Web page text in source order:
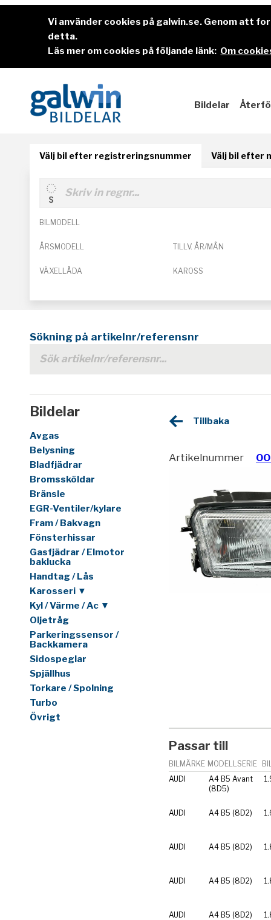
Vi använder cookies på galwin.se. Genom att
detta.
Läs mer om cookies på följande länk: Om
Bildelar
Välj bil efter registreringsnummer Välj bil efter
BILMODELL
ÅRSMODELL TILLV. ÅR/MÅN
VÄXELLÅDA KAROSS
Sökning på artikelnr/referensnr
Bildelar
Avgas
Belysning
Bladfjädrar
Bromssköldar
Bränsle
EGR-Ventiler/kylare
Fram / Bakvagn
Fönsterhissar
Gasfjädrar / Elmotor
baklucka
Handtag / Lås
Karosseri ▼
Kyl / Värme / Ac ▼
Oljetråg
Parkeringssensor /
Backkamera
Sidospeglar
Spjällhus
Torkare / Spolning
Turbo
Övrigt
Tillbaka
Artikelnummer
Passar till
BILMÄRKE MODELLSERIE
AUDI
A4 B5 Avant
(8D5)
AUDI A4 B5 (8D2)
AUDI A4 B5 (8D2)
AUDI A4 B5 (8D2)
AUDI A4 B5 (8D2)